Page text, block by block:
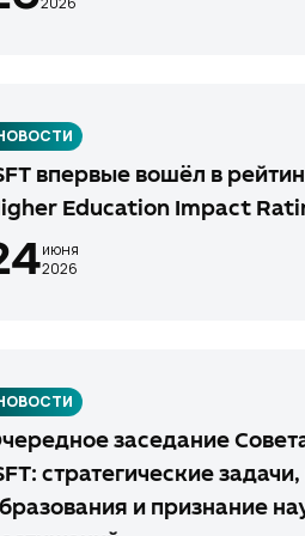
впервые вошёл в
Education Impact
июня
2026
заседание
стратегические
и признание